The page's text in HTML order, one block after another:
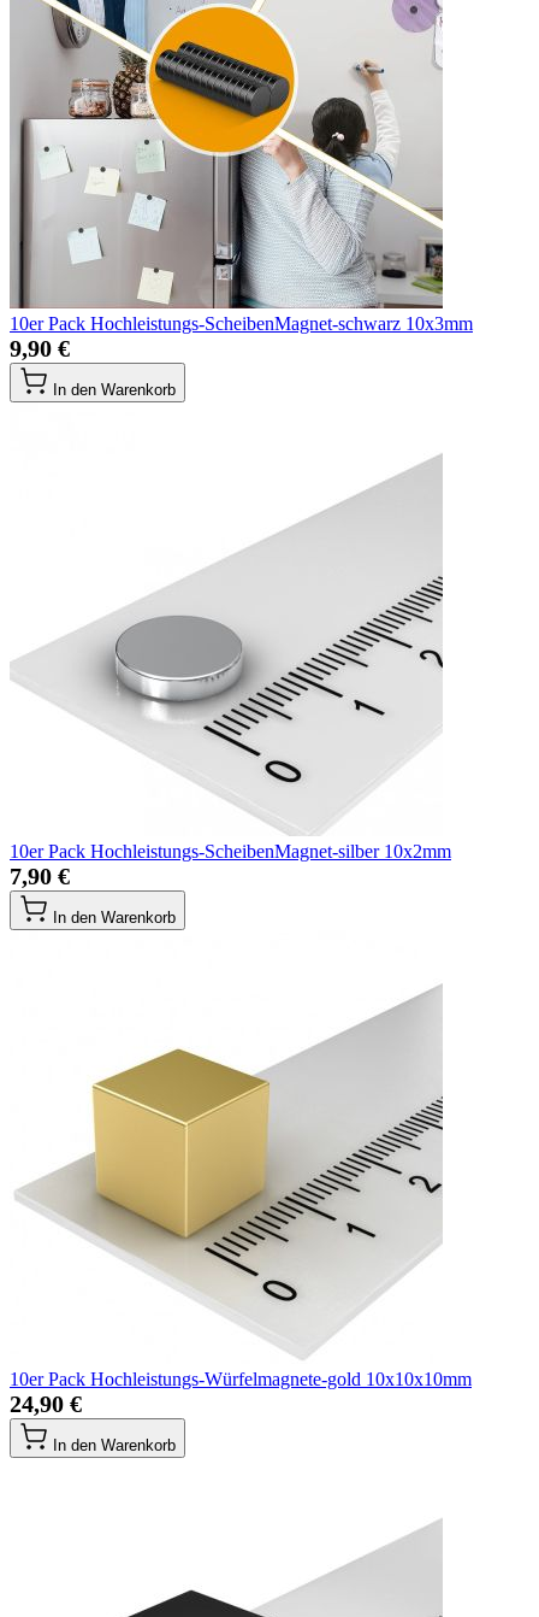
10er Pack Hochleistungs-ScheibenMagnet-schwarz 10x3mm
9,90 €
In den Warenkorb
10er Pack Hochleistungs-ScheibenMagnet-silber 10x2mm
7,90 €
In den Warenkorb
10er Pack Hochleistungs-Würfelmagnete-gold 10x10x10mm
24,90 €
In den Warenkorb